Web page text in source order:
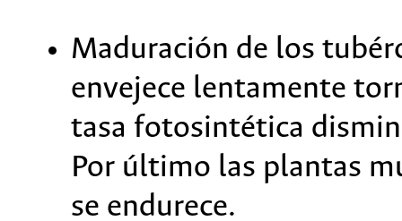
Maduración de los
envejece lentamente
tasa fotosintética
Por último las plantas
se endurece.